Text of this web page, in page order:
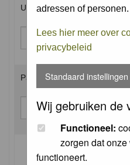
adressen of personen.
Lees hier meer over
privacybeleid
Standaard instellingen
Wij gebruiken de
Functioneel:
zorgen dat
functioneert.
Username:
Password:
Log me on automatically